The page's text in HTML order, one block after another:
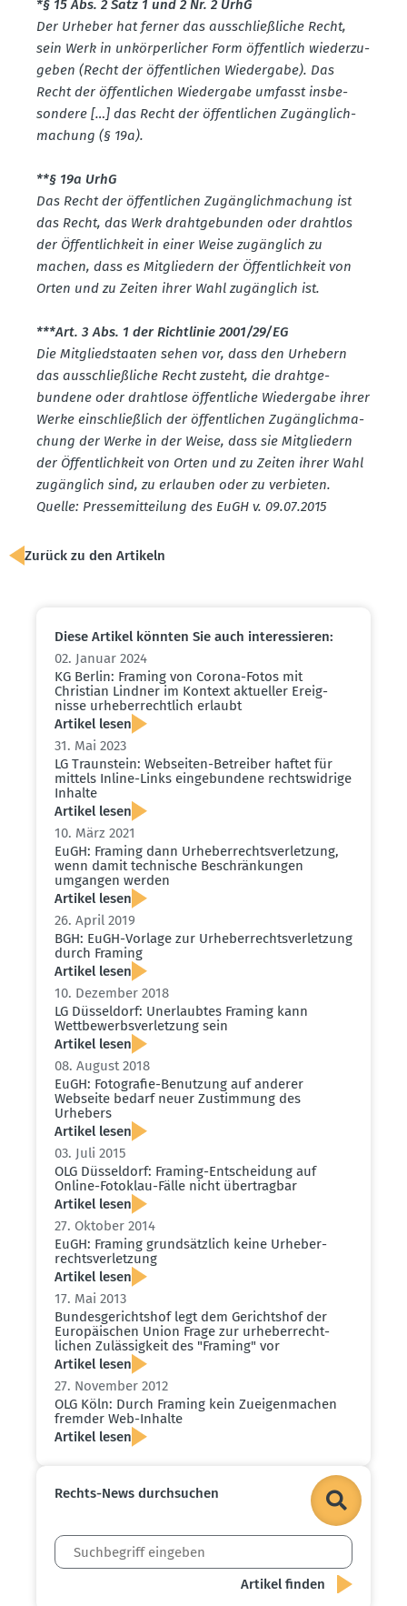
*§ 15 Abs. 2 Satz 1 und 2 Nr. 2 UrhG
Der Urheber hat ferner das ausschlie­ß­liche Recht,
sein Werk in unkör­per­licher Form öffentlich wieder­zu­
geben (Recht der öffent­lichen Wiedergabe). Das
Recht der öffent­lichen Wiedergabe umfasst insbe­
sondere […] das Recht der öffent­lichen Zugäng­lich­
ma­chung (§ 19a).
**§ 19a UrhG
Das Recht der öffent­lichen Zugäng­lich­ma­chung ist
das Recht, das Werk draht­ge­bunden oder drahtlos
der Öffent­lichkeit in einer Weise zugänglich zu
machen, dass es Mitgliedern der Öffent­lichkeit von
Orten und zu Zeiten ihrer Wahl zugänglich ist.
***Art. 3 Abs. 1 der Richt­linie 2001/29/EG
Die Mitglied­staaten sehen vor, dass den Urhebern
das ausschlie­ß­liche Recht zusteht, die draht­ge­
bundene oder drahtlose öffent­liche Wiedergabe ihrer
Werke einschlie­ßlich der öffent­lichen Zugäng­lich­ma­
chung der Werke in der Weise, dass sie Mitgliedern
der Öffent­lichkeit von Orten und zu Zeiten ihrer Wahl
zugänglich sind, zu erlauben oder zu verbieten.
Quelle: Presse­mit­teilung des EuGH v. 09.07.2015
Zurück zu den Artikeln
Diese Artikel könnten Sie auch inter­es­sieren:
02. Januar 2024
KG Berlin: Framing von Corona-Fotos mit
Christian Lindner im Kontext aktueller Ereig­
nisse urheber­rechtlich erlaubt
Artikel lesen
31. Mai 2023
LG Traun­stein: Webseiten-Betreiber haftet für
mittels Inline-Links einge­bundene rechts­widrige
Inhalte
Artikel lesen
10. März 2021
EuGH: Framing dann Urheber­rechts­ver­letzung,
wenn damit technische Beschrän­kungen
umgangen werden
Artikel lesen
26. April 2019
BGH: EuGH-Vorlage zur Urheber­rechts­ver­letzung
durch Framing
Artikel lesen
10. Dezember 2018
LG Düsseldorf: Unerlaubtes Framing kann
Wettbe­werbs­ver­letzung sein
Artikel lesen
08. August 2018
EuGH: Fotografie-Benutzung auf anderer
Webseite bedarf neuer Zustimmung des
Urhebers
Artikel lesen
03. Juli 2015
OLG Düsseldorf: Framing-Entscheidung auf
Online-Fotoklau-Fälle nicht übertragbar
Artikel lesen
27. Oktober 2014
EuGH: Framing grund­sätzlich keine Urheber­
rechts­ver­letzung
Artikel lesen
17. Mai 2013
Bundes­ge­richtshof legt dem Gerichtshof der
Europäi­schen Union Frage zur urheber­recht­
lichen Zuläs­sigkeit des "Framing" vor
Artikel lesen
27. November 2012
OLG Köln: Durch Framing kein Zueigen­machen
fremder Web-Inhalte
Artikel lesen
Rechts-News durch­suchen